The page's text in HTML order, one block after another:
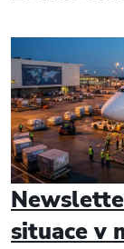
situace v